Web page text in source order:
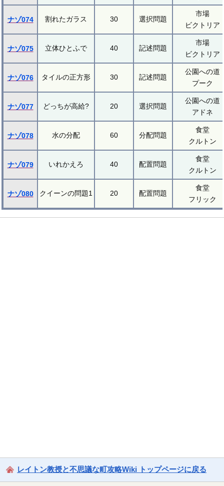
ナゾ074 割れたガラス 30 選択問題
市場
ビクトリア
ナゾ075 立体ひとふで 40 記述問題
市場
ビクトリア
ナゾ076 タイルの正方形 30 記述問題
公園への道
プーク
ナゾ077 どっちが高給? 20 選択問題
公園への道
アドネ
ナゾ078 水の分配 60 分配問題
食堂
クルトン
ナゾ079 いれかえろ 40 配置問題
食堂
クルトン
ナゾ080 クイーンの問題1 20 配置問題
食堂
フリック
レイトン教授と不思議な町攻略Wiki トップページに戻る